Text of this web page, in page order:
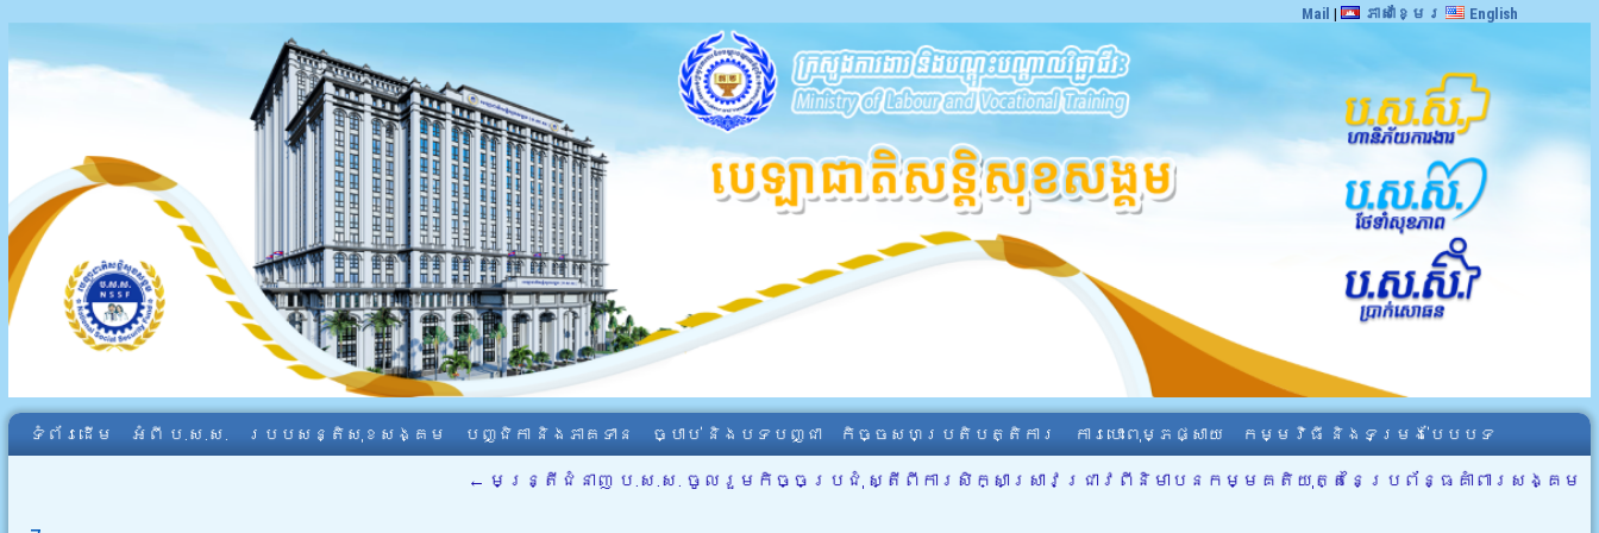
Mail | ភាសាខ្មែរ English
ទំព័រដើម អំពី​ ប.ស.ស. របបសន្តិសុខសង្គម បញ្ជិកា និងភាគទាន ច្បាប់ និងបទបញ្ជា កិច្ចសហប្រតិបត្តិការ ការបោះពុម្ភផ្សាយ កម្មវិធី និងទម្រង់បែបបទ
← មន្ត្រីជំនាញ ប.ស.ស. ចូលរួមកិច្ចប្រជុំ ស្តីពីការសិក្សាស្រាវជ្រាវពីនិមាបនកម្មគតិយុត្តនៃប្រព័ន្ធគាំពារសង្គម